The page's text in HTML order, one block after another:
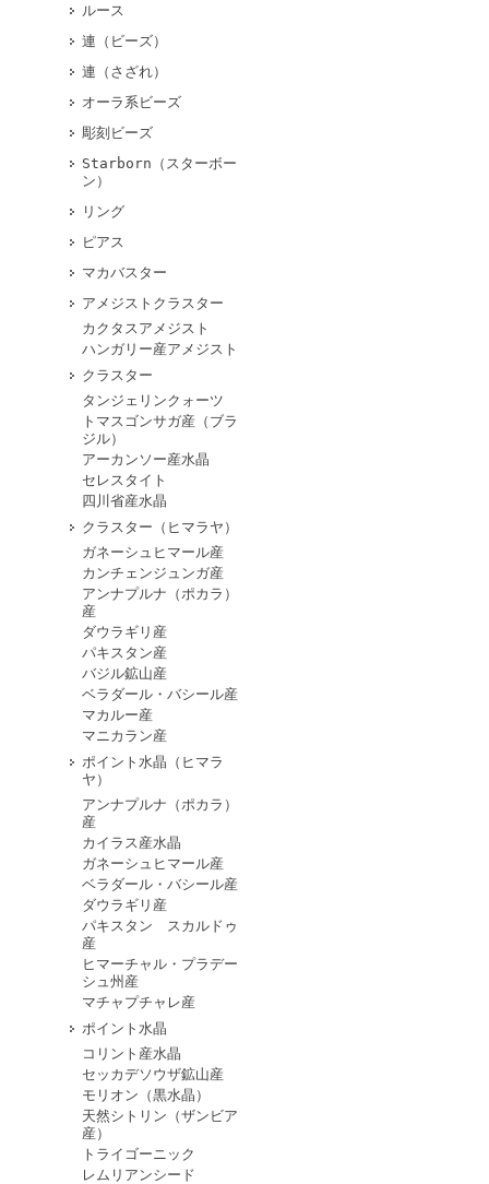
ルース
連（ビーズ）
連（さざれ）
オーラ系ビーズ
彫刻ビーズ
Starborn（スターボー
ン）
リング
ピアス
マカバスター
アメジストクラスター
カクタスアメジスト
ハンガリー産アメジスト
クラスター
タンジェリンクォーツ
トマスゴンサガ産（ブラ
ジル）
アーカンソー産水晶
セレスタイト
四川省産水晶
クラスター（ヒマラヤ）
ガネーシュヒマール産
カンチェンジュンガ産
アンナプルナ（ポカラ）
産
ダウラギリ産
パキスタン産
バジル鉱山産
ベラダール・バシール産
マカルー産
マニカラン産
ポイント水晶（ヒマラ
ヤ）
アンナプルナ（ポカラ）
産
カイラス産水晶
ガネーシュヒマール産
ベラダール・バシール産
ダウラギリ産
パキスタン スカルドゥ
産
ヒマーチャル・プラデー
シュ州産
マチャプチャレ産
ポイント水晶
コリント産水晶
セッカデソウザ鉱山産
モリオン（黒水晶）
天然シトリン（ザンビア
産）
トライゴーニック
レムリアンシード